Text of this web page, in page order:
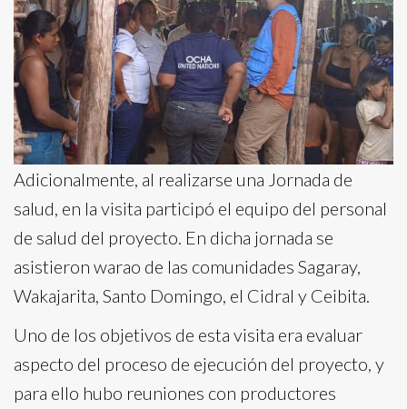
Adicionalmente, al realizarse una Jornada de
salud, en la visita participó el equipo del personal
de salud del proyecto. En dicha jornada se
asistieron warao de las comunidades Sagaray,
Wakajarita, Santo Domingo, el Cidral y Ceibita.
Uno de los objetivos de esta visita era evaluar
aspecto del proceso de ejecución del proyecto, y
para ello hubo reuniones con productores